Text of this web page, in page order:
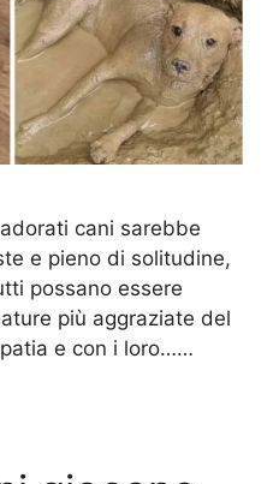
cani sarebbe
e pieno di solitudine,
possano essere
più aggraziate del
e con i loro……